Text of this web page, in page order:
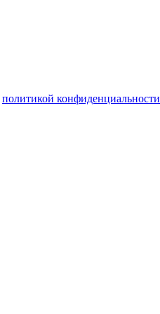
политикой конфиденциальности